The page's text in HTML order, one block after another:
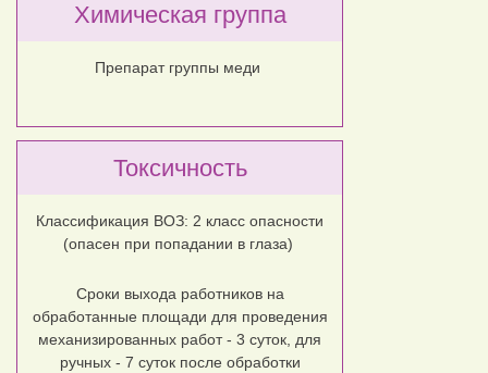
Химическая группа
Препарат группы меди
Токсичность
Классификация ВОЗ: 2 класс опасности
(опасен при попадании в глаза)
Сроки выхода работников на
обработанные площади для проведения
механизированных работ - 3 суток, для
ручных - 7 суток после обработки